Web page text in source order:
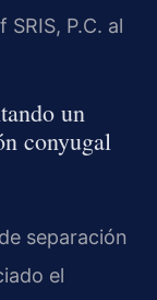
P.C. al
un
conyugal
separación
el